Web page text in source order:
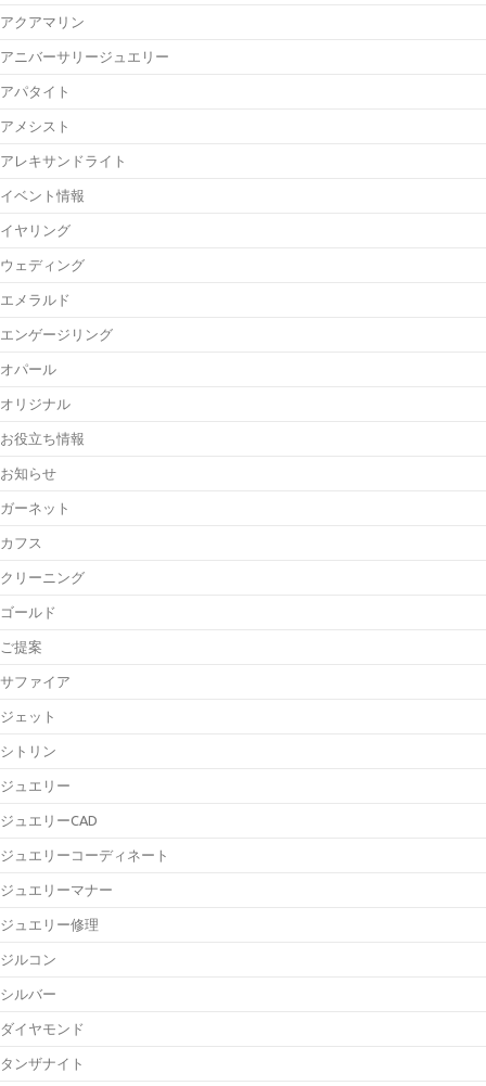
アクアマリン
アニバーサリージュエリー
アパタイト
アメシスト
アレキサンドライト
イベント情報
イヤリング
ウェディング
エメラルド
エンゲージリング
オパール
オリジナル
お役立ち情報
お知らせ
ガーネット
カフス
クリーニング
ゴールド
ご提案
サファイア
ジェット
シトリン
ジュエリー
ジュエリーCAD
ジュエリーコーディネート
ジュエリーマナー
ジュエリー修理
ジルコン
シルバー
ダイヤモンド
タンザナイト